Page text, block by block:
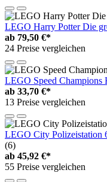
LEGO Harry Potter Die
ab 79,50 €*
24 Preise vergleichen
LEGO Speed Champions
ab 33,70 €*
13 Preise vergleichen
LEGO City Polizeistation
(6)
ab 45,92 €*
55 Preise vergleichen